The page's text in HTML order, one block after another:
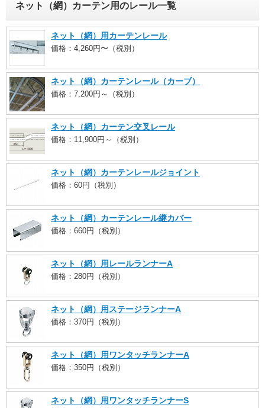
ネット（網）カーテン用のレール一覧
ネット（網）用カーテンレール
価格：4,260円〜（税別）
ネット（網）カーテンレール（カーブ）
価格：7,200円～（税別）
ネット（網）カーテン交叉レール
価格：11,900円～（税別）
ネット（網）カーテンレールジョイント
価格：60円（税別）
ネット（網）カーテンレール継カバー
価格：660円（税別）
ネット（網）用レールランナーA
価格：280円（税別）
ネット（網）用ステージランナーA
価格：370円（税別）
ネット（網）用ワンタッチランナーA
価格：350円（税別）
ネット（網）用ワンタッチランナーS